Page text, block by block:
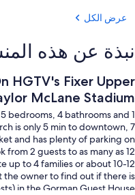
عرض الكل
نبذة عن هذه
HGTV's Fixer Upper
McLane Stadium
bedrooms, 4 bathrooms and 1
is only 5 min to downtown, 7
and has plenty of parking on
2 guests to as many as 12
up to 4 families or about 10-12
the owner to find out if there is
in the Gorman Guest House